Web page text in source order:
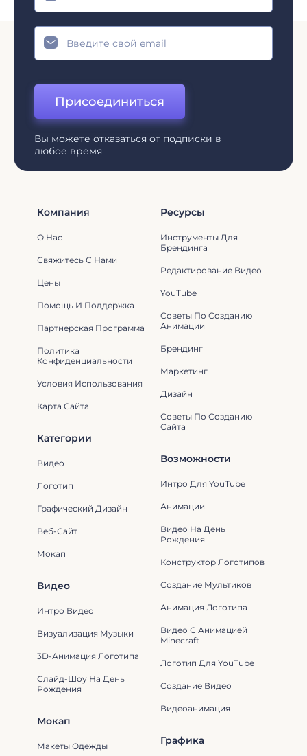
Присоединиться
Вы можете отказаться от подписки в
любое время
Компания
О Нас
Свяжитесь С Нами
Цены
Помощь И Поддержка
Партнерская Программа
Политика
Конфиденциальности
Условия Использования
Карта Сайта
Мокап
Макеты Одежды
Ресурсы
Инструменты Для
Брендинга
Редактирование Видео
YouTube
Советы По Созданию
Анимации
Брендинг
Маркетинг
Дизайн
Советы По Созданию
Сайта
Графика
Категории
Видео
Логотип
Графический Дизайн
Веб-Сайт
Мокап
Возможности
Интро Для YouTube
Анимации
Видео На День
Рождения
Конструктор Логотипов
Создание Мультиков
Анимация Логотипа
Видео С Анимацией
Minecraft
Логотип Для YouTube
Создание Видео
Видеоанимация
Видео
Интро Видео
Визуализация Музыки
3D-Анимация Логотипа
Слайд-Шоу На День
Рождения